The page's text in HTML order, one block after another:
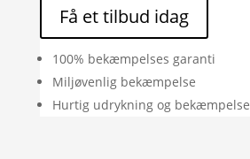
Få et tilbud idag
100% bekæmpelses garanti
Miljøvenlig bekæmpelse
Hurtig udrykning og bekæmpelse